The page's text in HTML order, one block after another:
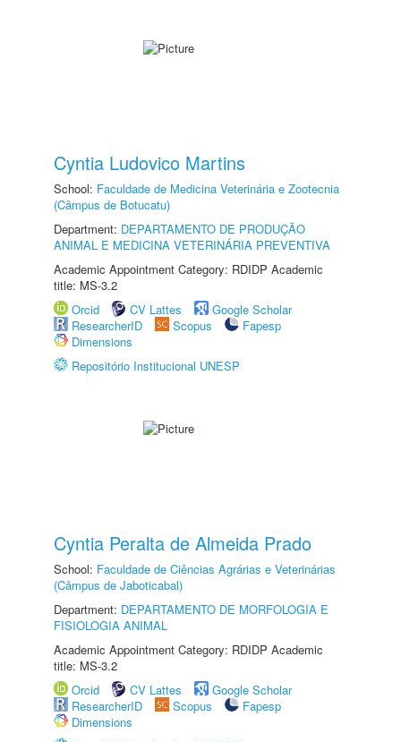
Cyntia Ludovico Martins
School: Faculdade de Medicina Veterinária e Zootecnia
(Câmpus de Botucatu)
Department: DEPARTAMENTO DE PRODUÇÃO
ANIMAL E MEDICINA VETERINÁRIA PREVENTIVA
Academic Appointment Category: RDIDP Academic
title: MS-3.2
Orcid
CV Lattes
Google Scholar
ResearcherID
Scopus
Fapesp
Dimensions
Repositório Institucional UNESP
Cyntia Peralta de Almeida Prado
School: Faculdade de Ciências Agrárias e Veterinárias
(Câmpus de Jaboticabal)
Department: DEPARTAMENTO DE MORFOLOGIA E
FISIOLOGIA ANIMAL
Academic Appointment Category: RDIDP Academic
title: MS-3.2
Orcid
CV Lattes
Google Scholar
ResearcherID
Scopus
Fapesp
Dimensions